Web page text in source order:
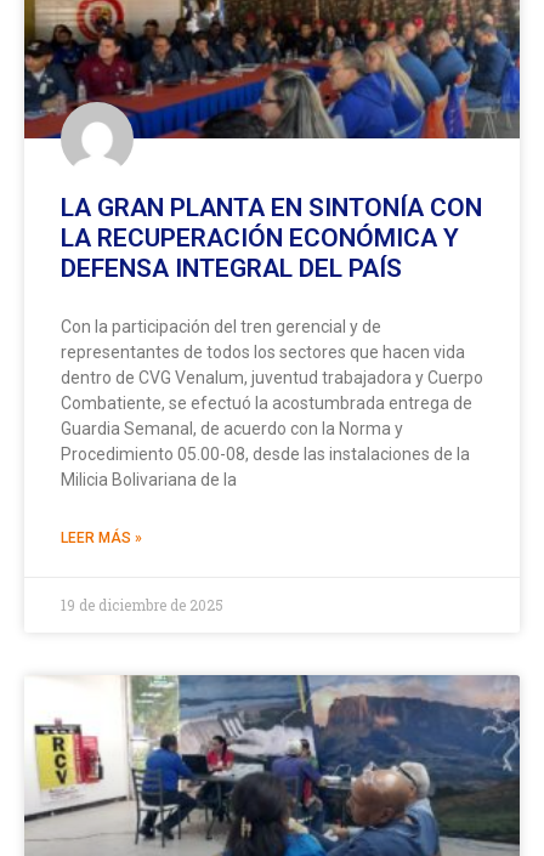
LA GRAN PLANTA EN SINTONÍA CON
LA RECUPERACIÓN ECONÓMICA Y
DEFENSA INTEGRAL DEL PAÍS
Con la participación del tren gerencial y de
representantes de todos los sectores que hacen vida
dentro de CVG Venalum, juventud trabajadora y Cuerpo
Combatiente, se efectuó la acostumbrada entrega de
Guardia Semanal, de acuerdo con la Norma y
Procedimiento 05.00-08, desde las instalaciones de la
Milicia Bolivariana de la
LEER MÁS »
19 de diciembre de 2025